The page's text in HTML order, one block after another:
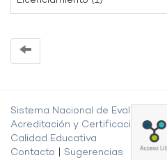
Sistema Nacional de Evaluación,
Acreditación y Certificación de la
Calidad Educativa
Contacto
Sugerencias